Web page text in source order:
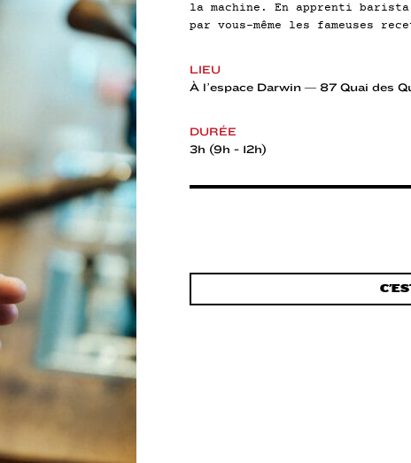
la machine. En apprenti
par vous-même les fameuses
LIEU
À l’espace Darwin — 87 Quai des
DURÉE
3h (9h - 12h)